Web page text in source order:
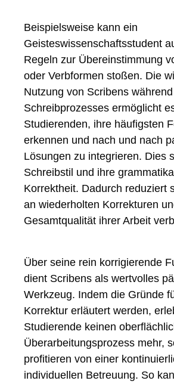
Beispielsweise kann ein
Geisteswissenschaftsstudent
Regeln zur Übereinstimmung
oder Verbformen stoßen. Die
Nutzung von Scribens
Schreibprozesses ermöglicht
Studierenden, ihre häufigsten
erkennen und nach und nach
Lösungen zu integrieren. Dies
Schreibstil und ihre
Korrektheit. Dadurch reduziert
an wiederholten Korrekturen
Gesamtqualität ihrer Arbeit
Über seine rein korrigierende
dient Scribens als wertvolles
Werkzeug. Indem die Gründe
Korrektur erläutert werden,
Studierende keinen
Überarbeitungsprozess mehr,
profitieren von einer
individuellen Betreuung. So